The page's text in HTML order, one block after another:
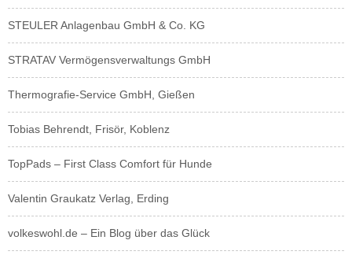
STEULER Anlagenbau GmbH & Co. KG
STRATAV Vermögensverwaltungs GmbH
Thermografie-Service GmbH, Gießen
Tobias Behrendt, Frisör, Koblenz
TopPads – First Class Comfort für Hunde
Valentin Graukatz Verlag, Erding
volkeswohl.de – Ein Blog über das Glück